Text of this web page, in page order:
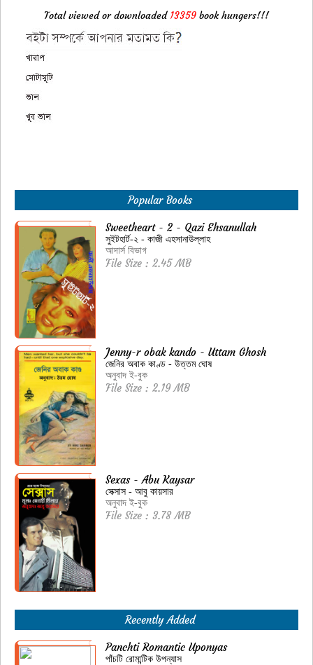
Total viewed or downloaded 13359 book hungers!!!
Popular Books
Sweetheart - 2 - Qazi Ehsanullah
সুইটহার্ট-২ - কাজী এহসানাউল্লাহ
আদার্স বিভাগ
File Size : 2.45 MB
Jenny-r obak kando - Uttam Ghosh
জেনির অবাক কাণ্ড - উত্তম ঘোষ
অনুবাদ ই-বুক
File Size : 2.19 MB
Sexas - Abu Kaysar
সেক্সাস - আবু কায়সার
অনুবাদ ই-বুক
File Size : 3.78 MB
Recently Added
Panchti Romantic Uponyas
পাঁচটি রোমান্টিক উপন্যাস